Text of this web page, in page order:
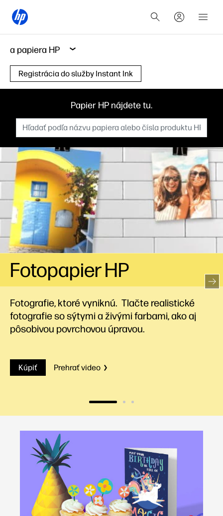
a papiera HP
Registrácia do služby Instant Ink
Papier HP nájdete tu.
Firemný papier HP
Kvalitné papiere na internú tvorbu
profesionálnych vysokokvalitných brožúr,
letákov a marketingových materiálov.
Kúpiť Prehrať video